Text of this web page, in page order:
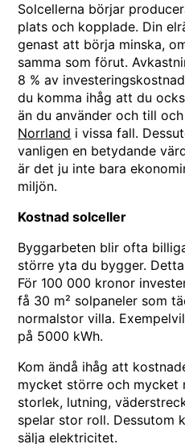
Solcellerna börjar
plats och kopplade. Din
genast att börja minska,
samma som förut.
8 % av
du komma ihåg att du
än du använder och till
Norrland i vissa fall.
vanligen en betydande
är det ju inte bara
miljön.
Kostnad solceller
Byggarbeten blir ofta
större yta du bygger.
För 100 000 kronor
få 30 m² solpaneler som
normalstor villa.
på 5000 kWh.
Kom ändå ihåg att
mycket större och mycket
storlek, lutning,
spelar stor roll. Dessutom
sälja elektricitet.